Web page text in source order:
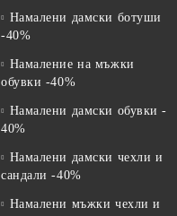
Намалени дамски ботуши
-40%
Намаление на мъжки
обувки -40%
Намалени дамски обувки -
40%
Намалени дамски чехли и
сандали -40%
Намалени мъжки чехли и